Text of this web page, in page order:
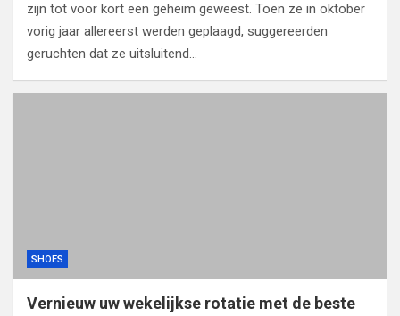
zijn tot voor kort een geheim geweest. Toen ze in oktober
vorig jaar allereerst werden geplaagd, suggereerden
geruchten dat ze uitsluitend…
SHOES
Vernieuw uw wekelijkse rotatie met de beste